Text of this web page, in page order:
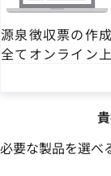
源泉徴収票の作
全てオンライン
必要な製品を選べ